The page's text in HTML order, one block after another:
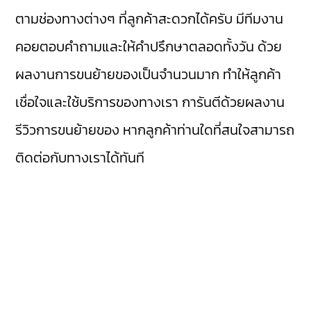
ตามช่องทางต่างๆ ที่ลูกค้าสะดวกได้ครับ มีทีมงาน
คอยตอบคำถามและให้คำปรึกษาตลอดทั้งวัน ด้วย
ผลงานการขนย้ายของเป็นจำนวนมาก ทำให้ลูกค้า
เชื่อใจและใช้บริการของทางเรา การันตีด้วยผลงาน
รีวิวการขนย้ายของ หากลูกค้าท่านใดที่สนใจสามารถ
ติดต่อกับทางเราได้ทันที